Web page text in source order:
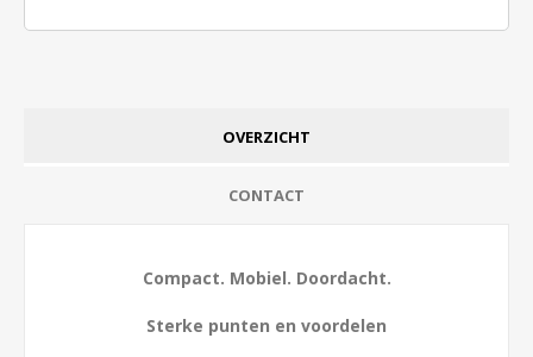
OVERZICHT
CONTACT
Compact. Mobiel. Doordacht.
Sterke punten en voordelen